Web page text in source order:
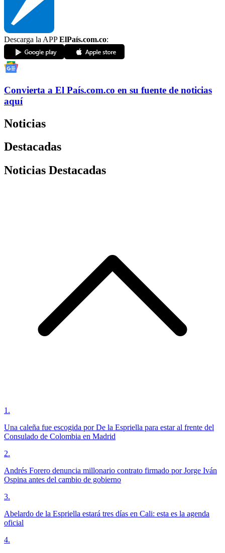
Descarga la APPElPaís.com.co:
Convierta a El País.com.co en su fuente de noticias
aquí
Noticias
Destacadas
Noticias Destacadas
1 .
Una caleña fue escogida por De la Espriella para estar al frente del
Consulado de Colombia en Madrid
2.
Andrés Forero denuncia millonario contrato firmado por Jorge Iván
Ospina antes del cambio de gobierno
3.
Abelardo de la Espriella estará tres días en Cali: esta es la agenda
oficial
4.